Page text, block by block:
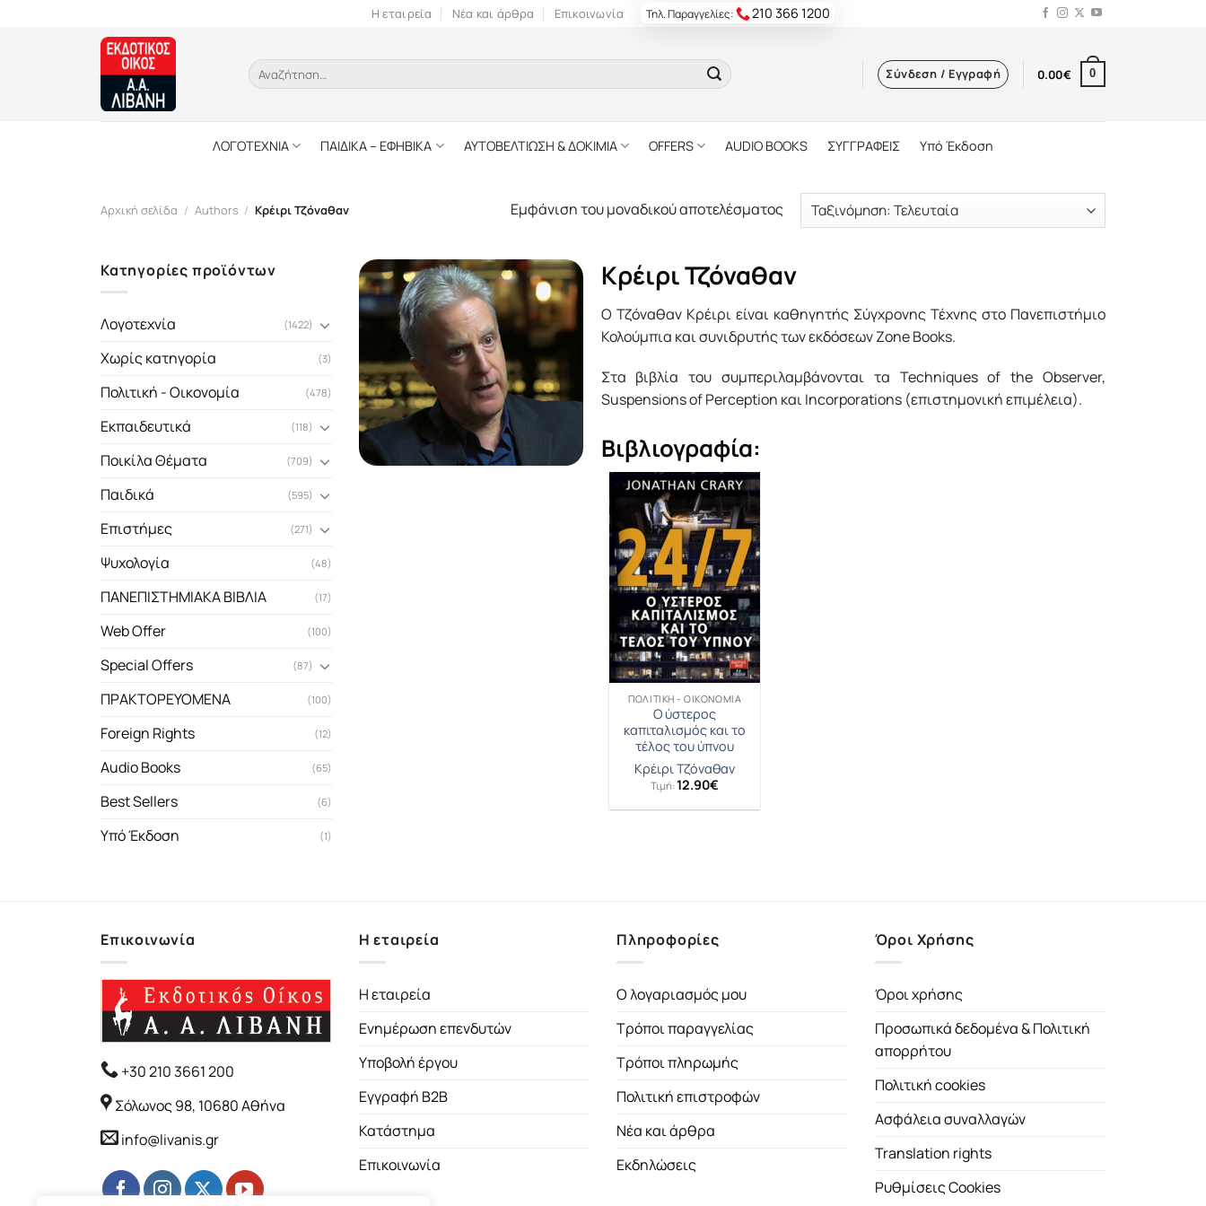
Η εταιρεία Νέα και άρθρα Επικοινωνία Τηλ. Παραγγελίες: 210 366 1200
Αναζήτηση
για:
Σύνδεση / Εγγραφή 0.00€ 0
ΛΟΓΟΤΕΧΝΙΑ ΠΑΙΔΙΚΑ – ΕΦΗΒΙΚΑ ΑΥΤΟΒΕΛΤΙΩΣΗ & ΔΟΚΙΜΙΑ OFFERS AUDIO BOOKS ΣΥΓΓΡΑΦΕΙΣ Υπό Έκδοση
Αρχική σελίδα / Authors / Κρέιρι Τζόναθαν Εμφάνιση του μοναδικού αποτελέσματος
Κατηγορίες προϊόντων
Λογοτεχνία (1422)
Χωρίς κατηγορία (3)
Πολιτική - Οικονομία (478)
Εκπαιδευτικά (118)
Ποικίλα Θέματα (709)
Παιδικά (595)
Επιστήμες (271)
Ψυχολογία (48)
ΠΑΝΕΠΙΣΤΗΜΙΑΚΑ ΒΙΒΛΙΑ (17)
Web Offer (100)
Special Offers (87)
ΠΡΑΚΤΟΡΕΥΟΜΕΝΑ (100)
Foreign Rights (12)
Audio Books (65)
Best Sellers (6)
Υπό Έκδοση (1)
Κρέιρι Τζόναθαν
Ο Τζόναθαν Κρέιρι είναι καθηγητής Σύγχρονης Τέχνης στο Πανεπιστήµιο
Κολούµπια και συνιδρυτής των εκδόσεων Zone Books.
Στα βιβλία του συµπεριλαµβάνονται τα Techniques of the Observer,
Suspensions of Perception και Incorporations (επιστηµονική επιµέλεια).
Βιβλιογραφία:
ΠΟΛΙΤΙΚΉ - ΟΙΚΟΝΟΜΊΑ
Ο ύστερος
καπιταλισμός και το
τέλος του ύπνου
Κρέιρι Τζόναθαν
Τιμή:12.90€
Επικοινωνία
+30 210 3661 200
Σόλωνος 98, 10680 Αθήνα
info@livanis.gr
Η εταιρεία
Η εταιρεία
Ενημέρωση επενδυτών
Υποβολή έργου
Εγγραφή B2B
Κατάστημα
Επικοινωνία
Πληροφορίες
Ο λογαριασμός μου
Τρόποι παραγγελίας
Τρόποι πληρωμής
Πολιτική επιστροφών
Νέα και άρθρα
Εκδηλώσεις
Όροι Χρήσης
Όροι χρήσης
Προσωπικά δεδομένα & Πολιτική
απορρήτου
Πολιτική cookies
Ασφάλεια συναλλαγών
Translation rights
Ρυθμίσεις Cookies